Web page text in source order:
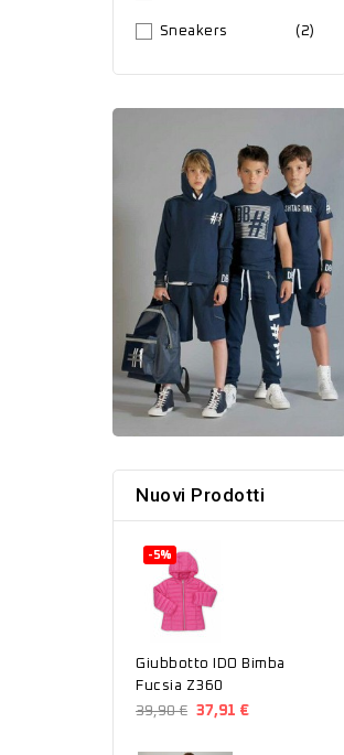
Sneakers (2)
Nuovi Prodotti
Giubbotto IDO Bimba
Fucsia Z360
39,90 €
-5%
37,91 €